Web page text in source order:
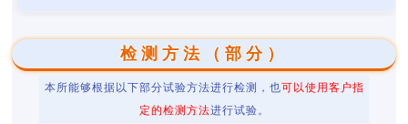
检测方法（部分）
本所能够根据以下部分试验方法进行检测，也可以使用客户指
定的检测方法进行试验。